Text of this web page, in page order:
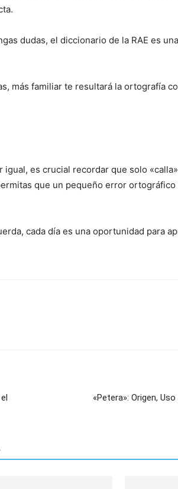
dudas, el diccionario de la RAE es
más familiar te resultará la ortografía
igual, es crucial recordar que solo
que un pequeño error ortográfico
cada día es una oportunidad para
«Petera»: Origen,